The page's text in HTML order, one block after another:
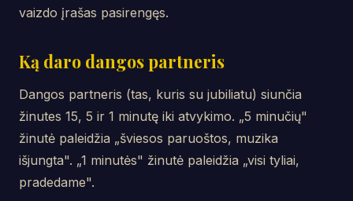
vaizdo įrašas pasirengęs.
Ką daro dangos partneris
Dangos partneris (tas, kuris su jubiliatu) siunčia
žinutes 15, 5 ir 1 minutę iki atvykimo. „5 minučių"
žinutė paleidžia „šviesos paruoštos, muzika
išjungta". „1 minutės" žinutė paleidžia „visi tyliai,
pradedame".